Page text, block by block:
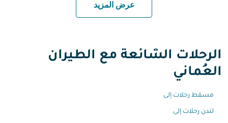
عرض المزيد
الرحلات الشائعة مع الطيران
العُماني
مسقط رحلات إلى
لندن رحلات إلى